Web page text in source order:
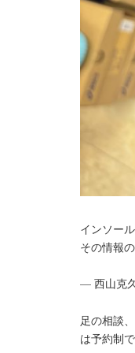
インソー
その情報
— 西山克
足の相談
は予約制で